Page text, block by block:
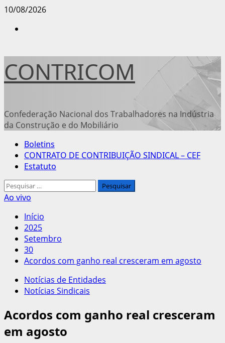
Avançar
10/08/2026
CONTRICOM
Confederação Nacional dos Trabalhadores na Indústria
da Construção e do Mobiliário
Menu
principal
Boletins
CONTRATO DE CONTRIBUIÇÃO SINDICAL – CEF
Estatuto
Pesquisar
por:
Ao vivo
Início
2025
Setembro
30
Acordos com ganho real cresceram em agosto
Notícias de Entidades
Notícias Sindicais
Acordos com ganho real cresceram
em agosto